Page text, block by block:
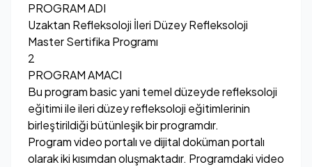
PROGRAM ADI
Uzaktan Refleksoloji İleri Düzey Refleksoloji
Master Sertifika Programı
2
PROGRAM AMACI
Bu program basic yani temel düzeyde refleksoloji
eğitimi ile ileri düzey refleksoloji eğitimlerinin
birleştirildiği bütünleşik bir programdır.
Program video portalı ve dijital doküman portalı
olarak iki kısımdan oluşmaktadır. Programdaki video